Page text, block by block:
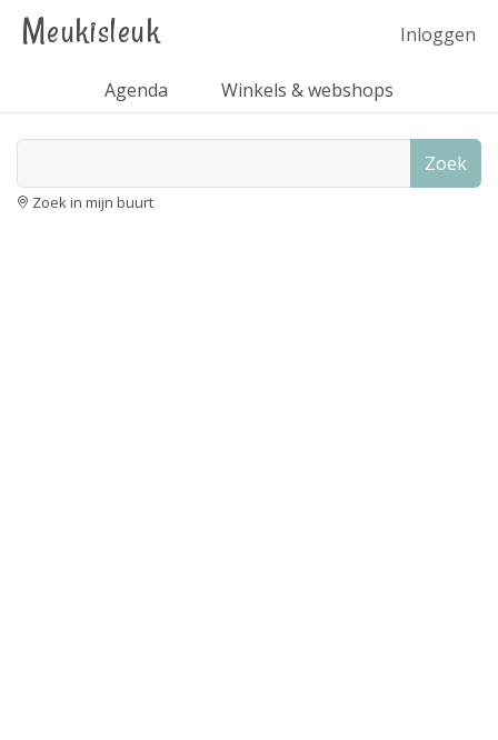
Meukisleuk Inloggen
Agenda Winkels & webshops
Zoek
Zoek in mijn buurt